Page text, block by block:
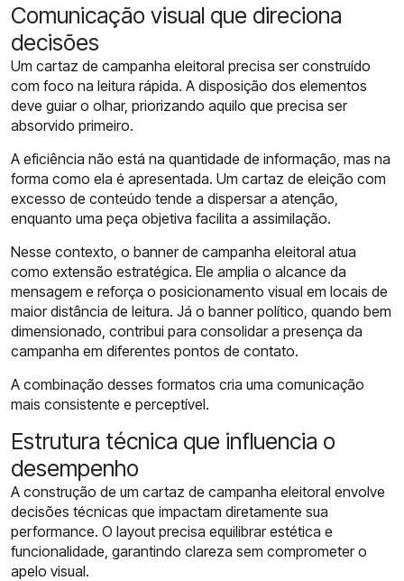
Comunicação visual que direciona
decisões
Um cartaz de campanha eleitoral precisa ser construído
com foco na leitura rápida. A disposição dos elementos
deve guiar o olhar, priorizando aquilo que precisa ser
absorvido primeiro.
A eficiência não está na quantidade de informação, mas na
forma como ela é apresentada. Um cartaz de eleição com
excesso de conteúdo tende a dispersar a atenção,
enquanto uma peça objetiva facilita a assimilação.
Nesse contexto, o banner de campanha eleitoral atua
como extensão estratégica. Ele amplia o alcance da
mensagem e reforça o posicionamento visual em locais de
maior distância de leitura. Já o banner político, quando bem
dimensionado, contribui para consolidar a presença da
campanha em diferentes pontos de contato.
A combinação desses formatos cria uma comunicação
mais consistente e perceptível.
Estrutura técnica que influencia o
desempenho
A construção de um cartaz de campanha eleitoral envolve
decisões técnicas que impactam diretamente sua
performance. O layout precisa equilibrar estética e
funcionalidade, garantindo clareza sem comprometer o
apelo visual.